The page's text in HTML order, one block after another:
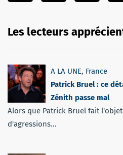
Les lecteurs
A LA UNE, France
Patrick Bruel : ce
Zénith passe mal
Alors que Patrick Bruel fait
d'agressions...